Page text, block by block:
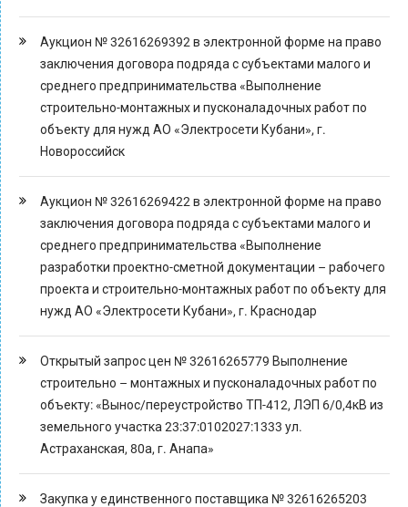
Аукцион № 32616269392 в электронной форме на право
заключения договора подряда с субъектами малого и
среднего предпринимательства «Выполнение
строительно-монтажных и пусконаладочных работ по
объекту для нужд АО «Электросети Кубани», г.
Новороссийск
Аукцион № 32616269422 в электронной форме на право
заключения договора подряда с субъектами малого и
среднего предпринимательства «Выполнение
разработки проектно-сметной документации – рабочего
проекта и строительно-монтажных работ по объекту для
нужд АО «Электросети Кубани», г. Краснодар
Открытый запрос цен № 32616265779 Выполнение
строительно – монтажных и пусконаладочных работ по
объекту: «Вынос/переустройство ТП-412, ЛЭП 6/0,4кВ из
земельного участка 23:37:0102027:1333 ул.
Астраханская, 80а, г. Анапа»
Закупка у единственного поставщика № 32616265203